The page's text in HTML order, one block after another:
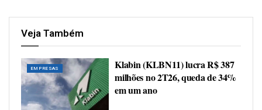
Veja Também
EMPRESAS
Klabin (KLBN11) lucra R$ 387
milhões no 2T26, queda de 34%
em um ano